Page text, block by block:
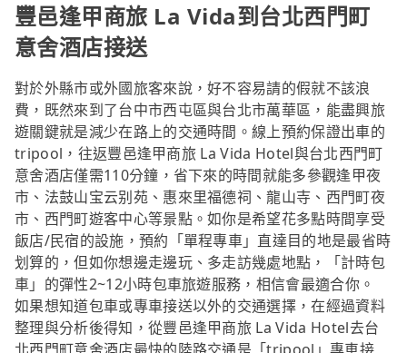
豐邑逢甲商旅 La Vida到台北西門町
意舍酒店接送
對於外縣市或外國旅客來說，好不容易請的假就不該浪
費，既然來到了台中市西屯區與台北市萬華區，能盡興旅
遊關鍵就是減少在路上的交通時間。線上預約保證出車的
tripool，往返豐邑逢甲商旅 La Vida Hotel與台北西門町
意舍酒店僅需110分鐘，省下來的時間就能多參觀逢甲夜
市、法鼓山宝云别苑、惠來里福德祠、龍山寺、西門町夜
市、西門町遊客中心等景點。如你是希望花多點時間享受
飯店/民宿的設施，預約「單程專車」直達目的地是最省時
划算的，但如你想邊走邊玩、多走訪幾處地點，「計時包
車」的彈性2~12小時包車旅遊服務，相信會最適合你。
如果想知道包車或專車接送以外的交通選擇，在經過資料
整理與分析後得知，從豐邑逢甲商旅 La Vida Hotel去台